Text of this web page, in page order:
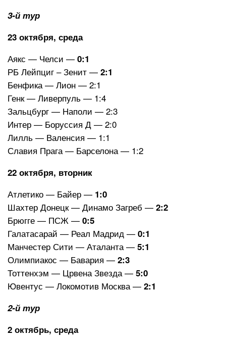
3-й тур
23 октября, среда
Аякс — Челси — 0:1
РБ Лейпциг – Зенит — 2:1
Бенфика — Лион — 2:1
Генк — Ливерпуль — 1:4
Зальцбург — Наполи — 2:3
Интер — Боруссия Д — 2:0
Лилль — Валенсия — 1:1
Славия Прага — Барселона — 1:2
22 октября, вторник
Атлетико — Байер — 1:0
Шахтер Донецк — Динамо Загреб — 2:2
Брюгге — ПСЖ — 0:5
Галатасарай — Реал Мадрид — 0:1
Манчестер Сити — Аталанта — 5:1
Олимпиакос — Бавария — 2:3
Тоттенхэм — Црвена Звезда — 5:0
Ювентус — Локомотив Москва — 2:1
2-й тур
2 октябрь, среда